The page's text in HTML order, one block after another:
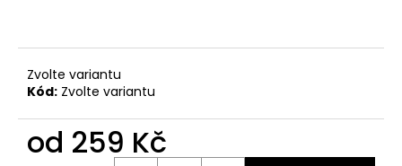
Zvolte variantu
Kód: Zvolte variantu
od 259 Kč
D
o
p
u